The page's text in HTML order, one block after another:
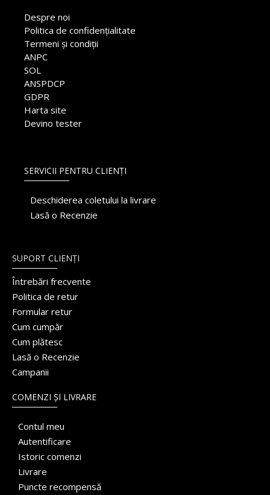
Despre noi
Politica de confidențialitate
Termeni și condiții
ANPC
SOL
ANSPDCP
GDPR
Harta site
Devino tester
SERVICII PENTRU CLIENȚI
Deschiderea coletului la livrare
Lasă o Recenzie
SUPORT CLIENȚI
Întrebări frecvente
Politica de retur
Formular retur
Cum cumpăr
Cum plătesc
Lasă o Recenzie
Campanii
COMENZI ȘI LIVRARE
Contul meu
Autentificare
Istoric comenzi
Livrare
Puncte recompensă